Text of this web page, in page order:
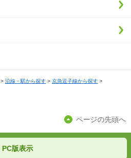
> 沿線・駅から探す > 京急逗子線から探す >
ページの先頭へ
PC版表示